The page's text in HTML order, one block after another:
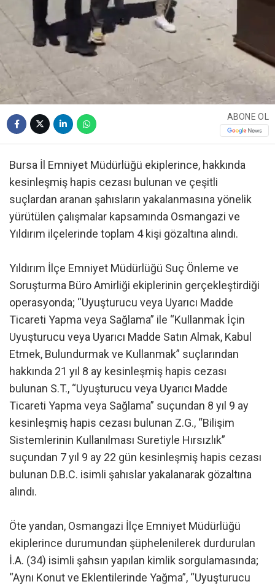
ABONE OL
Bursa İl Emniyet Müdürlüğü ekiplerince, hakkında
kesinleşmiş hapis cezası bulunan ve çeşitli
suçlardan aranan şahısların yakalanmasına yönelik
yürütülen çalışmalar kapsamında Osmangazi ve
Yıldırım ilçelerinde toplam 4 kişi gözaltına alındı.
Yıldırım İlçe Emniyet Müdürlüğü Suç Önleme ve
Soruşturma Büro Amirliği ekiplerinin gerçekleştirdiği
operasyonda; “Uyuşturucu veya Uyarıcı Madde
Ticareti Yapma veya Sağlama” ile “Kullanmak İçin
Uyuşturucu veya Uyarıcı Madde Satın Almak, Kabul
Etmek, Bulundurmak ve Kullanmak” suçlarından
hakkında 21 yıl 8 ay kesinleşmiş hapis cezası
bulunan S.T., “Uyuşturucu veya Uyarıcı Madde
Ticareti Yapma veya Sağlama” suçundan 8 yıl 9 ay
kesinleşmiş hapis cezası bulunan Z.G., “Bilişim
Sistemlerinin Kullanılması Suretiyle Hırsızlık”
suçundan 7 yıl 9 ay 22 gün kesinleşmiş hapis cezası
bulunan D.B.C. isimli şahıslar yakalanarak gözaltına
alındı.
Öte yandan, Osmangazi İlçe Emniyet Müdürlüğü
ekiplerince durumundan şüphelenilerek durdurulan
İ.A. (34) isimli şahsın yapılan kimlik sorgulamasında;
“Aynı Konut ve Eklentilerinde Yağma”, “Uyuşturucu